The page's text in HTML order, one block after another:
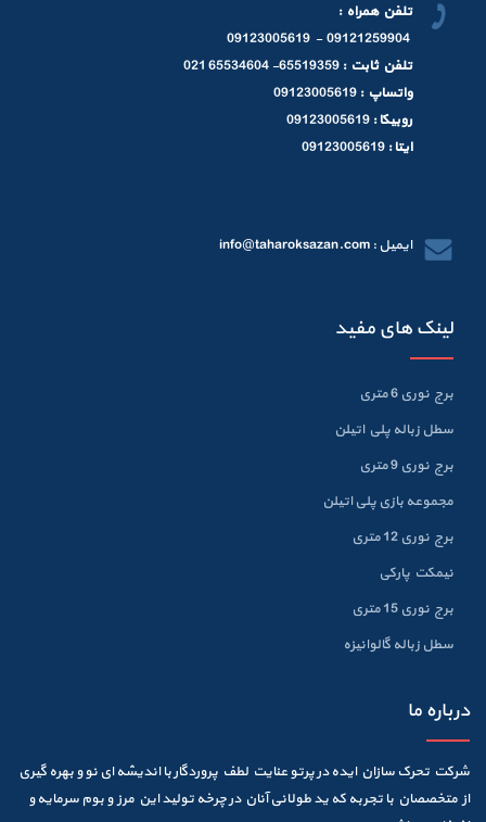
تلفن همراه :
09121259904 - 09123005619
تلفن ثابت : 65519359- 65534604 021
واتساپ : 09123005619
روبیکا : 09123005619
ایتا : 09123005619
ایمیل : info@taharoksazan.com
لینک های مفید
برج نوری 6 متری
سطل زباله پلي اتيلن
برج نوری 9 متری
مجموعه بازی پلی اتیلن
برج نوری 12 متری
نیمکت پارکی
برج نوری 15 متری
سطل زباله گالوانيزه
درباره ما
شرکت تحرک سازان ایده در پرتو عنایت لطف پروردگار با اندیشه ای نو و بهره گیری
از متخصصان با تجربه که ید طولانی آنان در چرخه تولید این مرز و بوم سرمایه و